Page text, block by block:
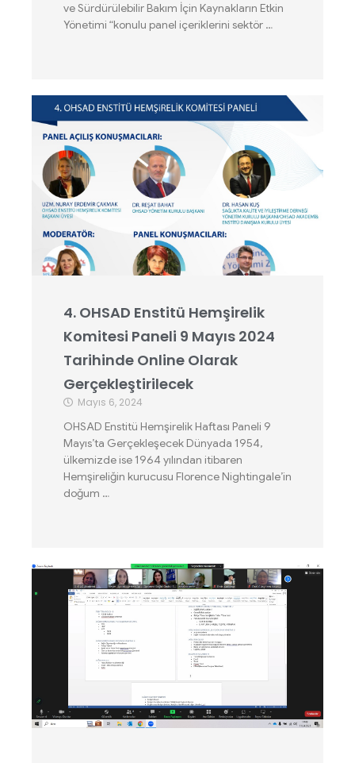
ve Sürdürülebilir Bakım İçin Kaynakların Etkin
Yönetimi “konulu panel içeriklerini sektör …
4. OHSAD Enstitü Hemşirelik
Komitesi Paneli 9 Mayıs 2024
Tarihinde Online Olarak
Gerçekleştirilecek
Mayıs 6, 2024
OHSAD Enstitü Hemşirelik Haftası Paneli 9
Mayıs’ta Gerçekleşecek Dünyada 1954,
ülkemizde ise 1964 yılından itibaren
Hemşireliğin kurucusu Florence Nightingale’in
doğum …